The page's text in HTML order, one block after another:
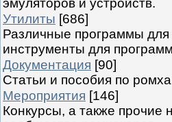
эмуляторов и устройств.
Утилиты [686]
Различные программы для
инструменты для
Документация [90]
Статьи и пособия по
Мероприятия [146]
Конкурсы, а также прочие